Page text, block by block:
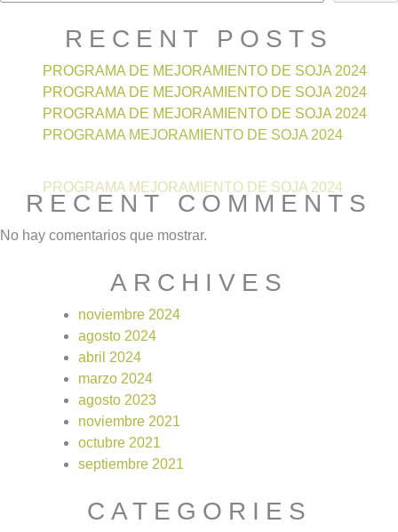
RECENT POSTS
PROGRAMA DE MEJORAMIENTO DE SOJA 2024
PROGRAMA DE MEJORAMIENTO DE SOJA 2024
PROGRAMA DE MEJORAMIENTO DE SOJA 2024
PROGRAMA MEJORAMIENTO DE SOJA 2024
RECENT COMMENTS
No hay comentarios que mostrar.
ARCHIVES
noviembre 2024
agosto 2024
abril 2024
marzo 2024
agosto 2023
noviembre 2021
octubre 2021
septiembre 2021
CATEGORIES